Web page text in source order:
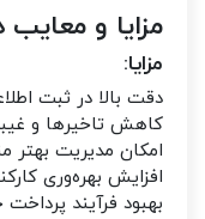
مزایا و
مزایا:
دقت بالا در ثبت
کاهش تاخیرها و
امکان مدیریت بهتر
افزایش بهره‌وری
بهبود فرآیند پرداخت